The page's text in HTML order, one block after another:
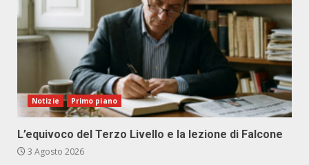
Notizie Primo piano
L’equivoco del Terzo Livello e la lezione di Falcone
3 Agosto 2026